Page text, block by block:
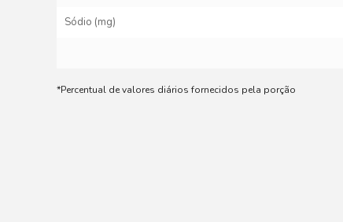
*Percentual de valores diários fornecidos pela porção
Sódio (mg)